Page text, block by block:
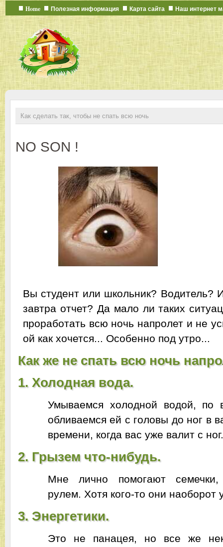
Как сделать так, чтобы не спать всю ночь
NO SON !
Вы студент или школьник? Водитель?
завтра отчет? Да мало ли таких
проработать всю ночь напролет и не
ой как хочется... Особенно под утро...
Как же не спать всю ночь
1. Холодная вода.
Умываемся холодной водой, по
обливаемся ей с головы до ног в
времени, когда вас уже валит с ног.
2. Грызем что-нибудь.
Мне лично помогают
рулем. Хотя кого-то они наоборот
3. Энергетики.
Это не панацея, но все же
Home Полезная информация Карта сайта Наш интернет